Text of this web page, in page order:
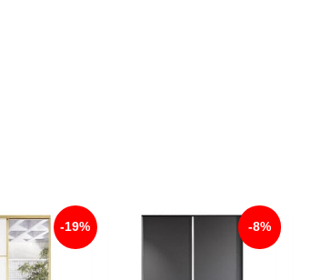
-19% -8%